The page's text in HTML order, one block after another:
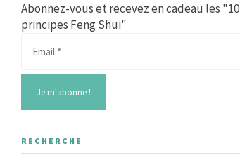
Abonnez-vous et recevez en cadeau les "10
principes Feng Shui"
RECHERCHE